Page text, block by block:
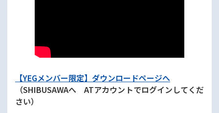
【YEGメンバー限定】ダウンロードページへ
（SHIBUSAWAへ ATアカウントでログインしてくだ
さい）